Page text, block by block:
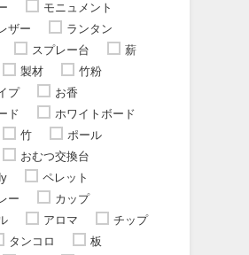
モニュメント
ザー
ランタン
スプレー台
薪
製材
竹粉
プ
お香
ド
ホワイトボード
竹
ポール
おむつ交換台
ペレット
ー
カップ
アロマ
チップ
タンコロ
板